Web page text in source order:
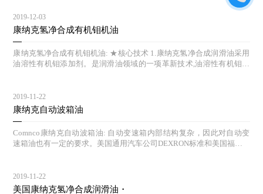
钛机油能够自动追踪压力点,生成保护膜,降低发动机的磨损，更好的保
护发动机。 （二）自我修复作用 。钛作为液体金属进入发动机后，不
仅能提高发动机的抗氧化作用，而且有自我修复功能。液体钛机油在引
擎摩擦最频繁的地方形成一层保护膜，这就像给引擎磨损点加了一个抵
抗磨损的盾牌，由于它是在分子层面进行引擎保护，因而能够让引擎运
行更加长久。 测试证明康德尔液体钛机油能有效帮助减少引擎磨损： S
EQUENCE IIIG发动机按照要求模仿在炎热天气下运行的拖车：与ILSA
A发动机模仿在低温下运行的拖车：与ILSAC GF-4抗磨损保护标准相
比，添加液体钛添加剂后，可以减少引擎磨损达85%；与市面上普通版
2019-12-03
康纳克氢净合成有机钼机油
康纳克氢净合成有机钼机油: ★核心技术 1.康纳克氢净合成润滑油采用
油溶性有机钼添加剂。是润滑油领域的一项革新技术,油溶性有机钼是
使康纳克产品达到严格的欧洲、美国汽车制造商的执行标准，在正常以
及恶劣的条件下都能有效防止对发动机的磨损，并保持发动机清洁，降
低机油消耗及燃油消耗。 ★核心科技原理 1.在静止、缓和工况下，有
机钼可在机械摩擦表面形成一层具有减摩、抗磨、极压作用的物理吸附
膜，具有长期持续的抗氧化功能，从而有效的对发动机进行长效保护；
2.在高速、高温、高压苛刻的工况下，有机钼分解为纳米级的二硫化钼
2019-11-22
康纳克自动波箱油
Comnco康纳克自动波箱油: 自动变速箱内部结构复杂，因此对自动变
速箱油也有一定的要求。美国通用汽车公司DEXRON标准和美国福特M
变速箱对其工作油的粘度极其敏感，所以粘度是自动变速箱的特性之
一。不同的种类自动变速箱所需的自动变速箱粘度也是不同的。因此，
2019-11-22
美国康纳克氢净合成润滑油・